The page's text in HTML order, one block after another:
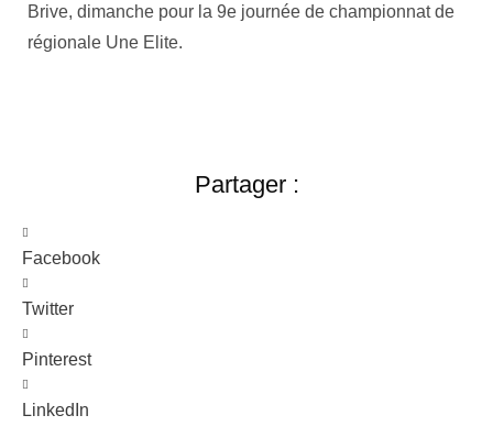
Brive, dimanche pour la 9e journée de championnat de
régionale Une Elite.
Partager :
Facebook
Twitter
Pinterest
LinkedIn